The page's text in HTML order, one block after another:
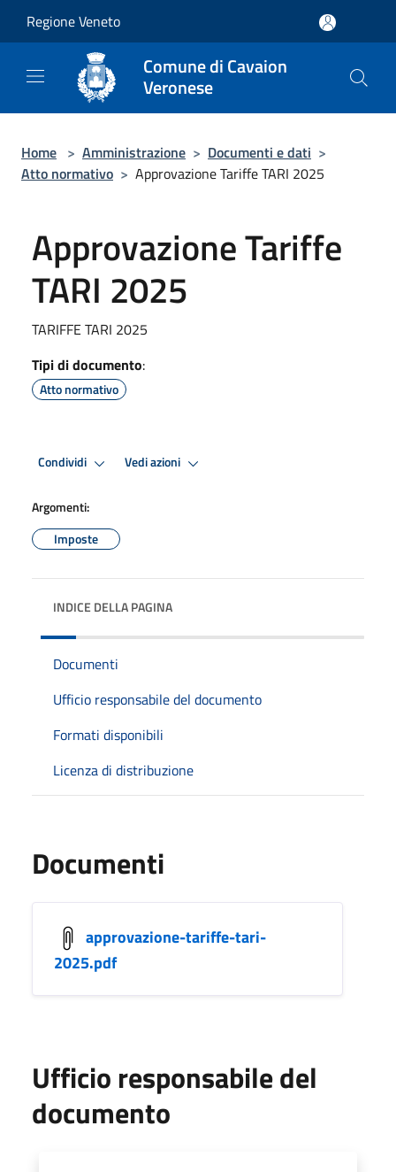
Regione Veneto
Comune di Cavaion
Veronese
Home > Amministrazione > Documenti e dati >
Atto normativo > Approvazione Tariffe TARI 2025
Approvazione Tariffe
TARI 2025
TARIFFE TARI 2025
Tipi di documento:
Atto normativo
Condividi Vedi azioni
Argomenti:
Imposte
INDICE DELLA PAGINA
Documenti
Ufficio responsabile del documento
Formati disponibili
Licenza di distribuzione
Documenti
approvazione-tariffe-tari-
2025.pdf
Ufficio responsabile del
documento